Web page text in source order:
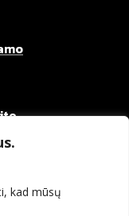
kad mūsų
04000